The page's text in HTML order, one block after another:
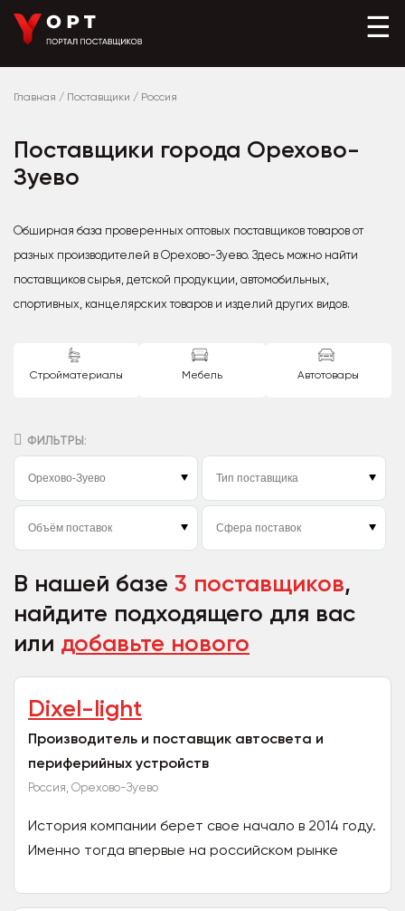
☰
Главная / Поставщики / Россия
Поставщики города Орехово-
Зуево
Обширная база проверенных оптовых поставщиков товаров от
разных производителей в Орехово-Зуево. Здесь можно найти
поставщиков сырья, детской продукции, автомобильных,
спортивных, канцелярских товаров и изделий других видов.
Стройматериалы Мебель Автотовары
ФИЛЬТРЫ:
В нашей базе 3 поставщиков,
найдите подходящего для вас
или добавьте нового
Dixel-light
Производитель и поставщик автосвета и
периферийных устройств
Россия, Орехово-Зуево
История компании берет свое начало в 2014 году.
Именно тогда впервые на российском рынке
предназначенные...